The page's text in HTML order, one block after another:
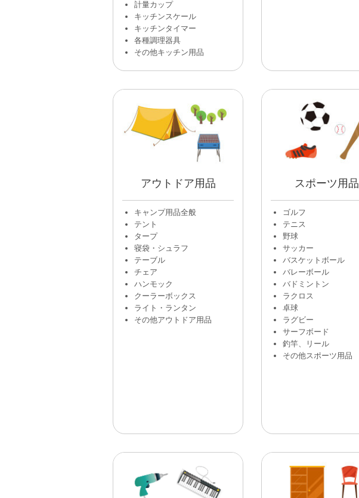
計量カップ
キッチンスケール
キッチンタイマー
各種調理器具
その他キッチン用品
アウトドア用品
キャンプ用品全般
テント
タープ
寝袋・シュラフ
テーブル
チェア
ハンモック
クーラーボックス
ライト・ランタン
その他アウトドア用品
スポーツ用品
ゴルフ
テニス
野球
サッカー
バスケットボール
バレーボール
バドミントン
ラクロス
卓球
ラグビー
サーフボード
釣竿、リール
その他スポーツ用品